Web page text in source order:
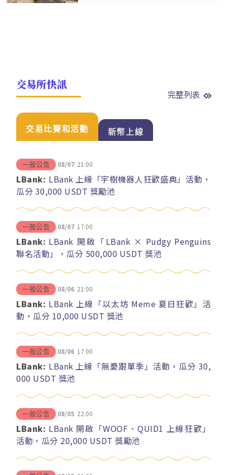
交易所快訊
完整列表
交易比賽和活動 新幣上線
一般公告 08/07 21:00
LBank: LBank 上線「宇樹機器人狂歡盛典」活動，
瓜分 30,000 USDT 獎勵池
一般公告 08/07 17:00
LBank: LBank 開啟「LBank × Pudgy Penguins
聯名活動」，瓜分 500,000 USDT 獎池
一般公告 08/06 21:00
LBank: LBank 上線「以太坊 Meme 夏日狂歡」活
動，瓜分 10,000 USDT 獎池
一般公告 08/06 17:00
LBank: LBank 上線「無憂跟單季」活動，瓜分 30,
000 USDT 獎池
一般公告 08/05 22:00
LBank: LBank 開啟「WOOF、QUID1 上線狂歡」
活動，瓜分 20,000 USDT 獎勵池